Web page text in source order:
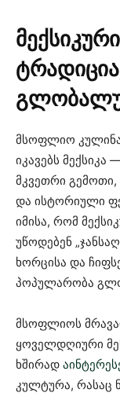
მსოფლიო
იკავებს
მკვეთრი
და ისტორიული
იმისა, რომ
უწოდებენ
ხორცისა და
პოპულარობა
მსოფლიოს
ყოველდღიური
ხშირად
კულტურა, რასაც